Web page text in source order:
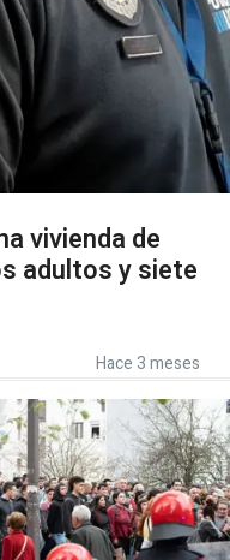
vivienda de
adultos y siete
Hace 3 meses